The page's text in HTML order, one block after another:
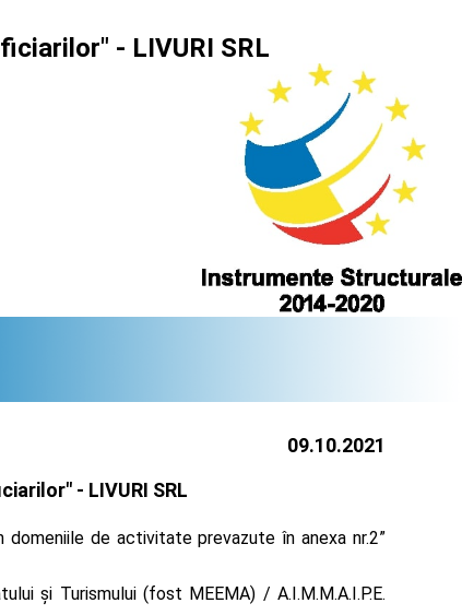
- LIVURI SRL
09.10.2021
- LIVURI SRL
de activitate prevazute în anexa nr.2”
și Turismului (fost MEEMA) / A.I.M.M.A.I.P.E.